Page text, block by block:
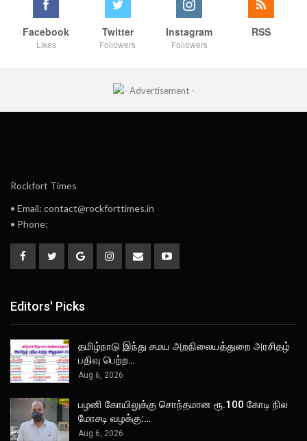
Facebook
Likes
Twitter
Followers
Instagram
Followers
RSS
Rockfort Times
• Email: contact@rockforttimes.in
• Phone:
Editors' Picks
தமிழ்நாடு இந்து சமய அறநிலையத்துறை அரசிதழ்
பதிவு பெற்ற…
Aug 6, 2026
பழனி கோயிலுக்கு சொந்தமான ரூ.100 கோடி நில
மோசடி வழக்கு:…
Aug 6, 2026